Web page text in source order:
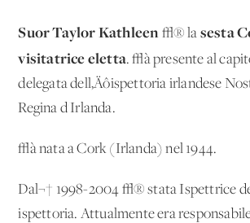
Suor Taylor Kathleen √® la sesta
visitatrice eletta. √à presente al
delegata dell‚Äôispettoria irlandese
Regina d'Irlanda.
√à nata a Cork (Irlanda) nel 1944.
Dal¬† 1998-2004 √® stata Ispettrice
ispettoria. Attualmente era